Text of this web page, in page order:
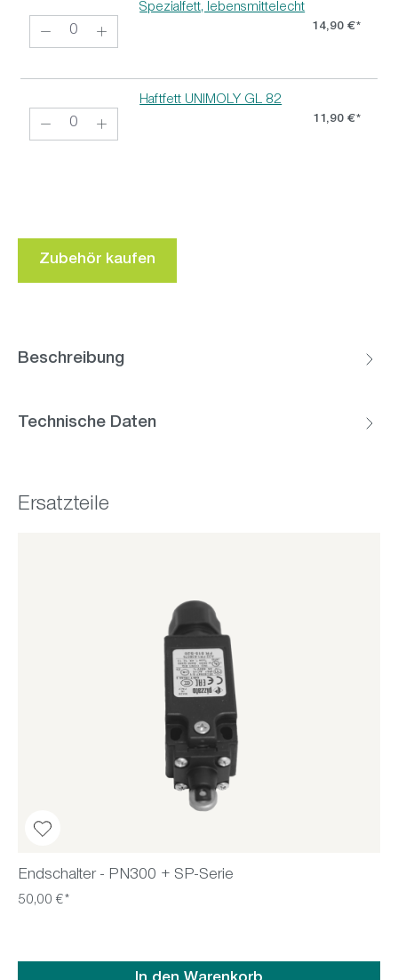
Spezialfett, lebensmittelecht
14,90 €*
Haftfett UNIMOLY GL 82
11,90 €*
Zubehör kaufen
Beschreibung
Technische Daten
Produktgalerie überspringen
Ersatzteile
Endschalter - PN300 + SP-Serie
50,00 €*